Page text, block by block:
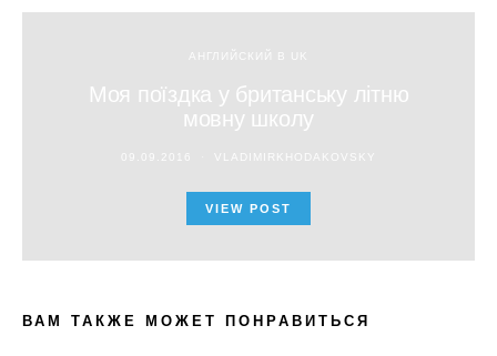
АНГЛИЙСКИЙ В UK
Моя поїздка у британську літню
мовну школу
09.09.2016 VLADIMIRKHODAKOVSKY
VIEW POST
ВАМ ТАКЖЕ МОЖЕТ ПОНРАВИТЬСЯ